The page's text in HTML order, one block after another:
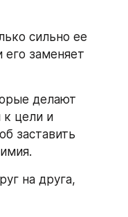
сильно ее
его заменяет
делают
к цели и
заставить
на друга,